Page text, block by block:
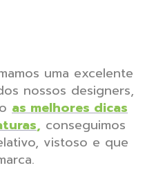
uma excelente
nossos designers,
as melhores dicas
, conseguimos
vistoso e que